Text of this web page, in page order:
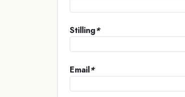
Stilling*
Email*